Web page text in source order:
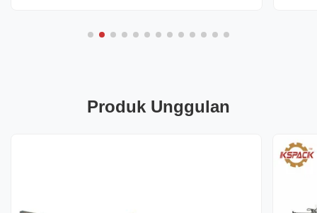
Produk Unggulan